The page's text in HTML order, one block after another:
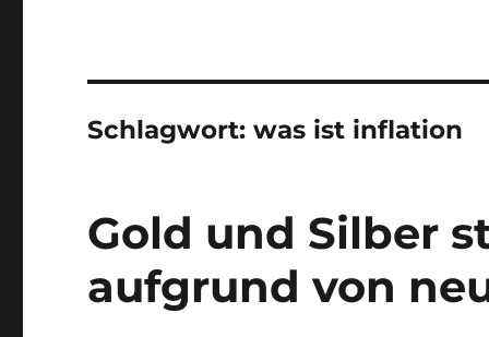
Schlagwort:was ist inflation
Gold und Silber
aufgrund von